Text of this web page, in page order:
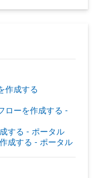
作成する
ローを作成する -
する - ポータル
成する - ポータル